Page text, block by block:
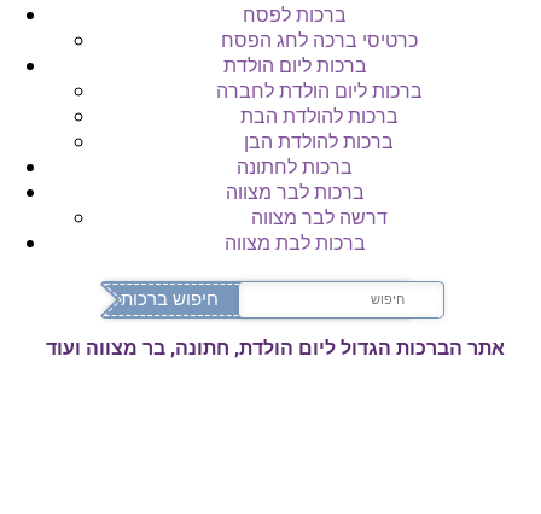
ברכות לפסח
כרטיסי ברכה לחג הפסח
ברכות ליום הולדת
ברכות ליום הולדת לחברה
ברכות להולדת הבת
ברכות להולדת הבן
ברכות לחתונה
ברכות לבר מצווה
דרשה לבר מצווה
ברכות לבת מצווה
אתר הברכות הגדול ליום הולדת, חתונה, בר מצווה ועוד